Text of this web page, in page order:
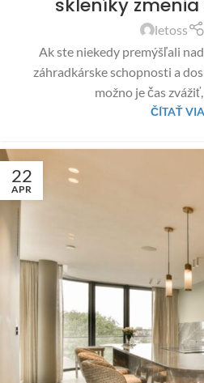
skleníky
letoss
Ak ste niekedy premýšľali
záhradkárske schopnosti a
možno je čas
ČÍTAŤ
22
APR